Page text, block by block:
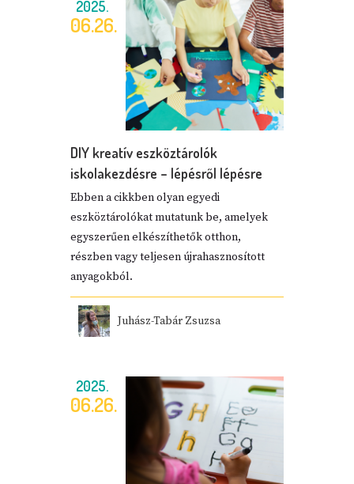
2025.
06.26.
DIY kreatív eszköztárolók
iskolakezdésre – lépésről lépésre
Ebben a cikkben olyan egyedi
eszköztárolókat mutatunk be, amelyek
egyszerűen elkészíthetők otthon,
részben vagy teljesen újrahasznosított
anyagokból.
Juhász-Tabár Zsuzsa
2025.
06.26.